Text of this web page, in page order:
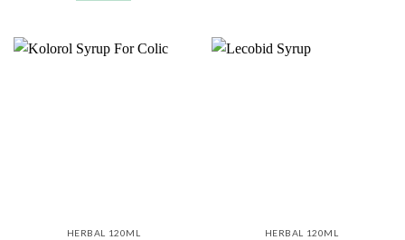
HERBAL 120ML HERBAL 120ML